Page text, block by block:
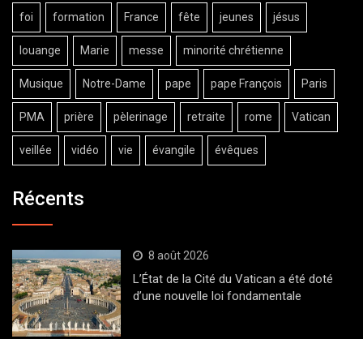
foi formation France fête jeunes jésus
louange Marie messe minorité chrétienne
Musique Notre-Dame pape pape François Paris
PMA prière pèlerinage retraite rome Vatican
veillée vidéo vie évangile évêques
Récents
8 août 2026
L’État de la Cité du Vatican a été doté
d’une nouvelle loi fondamentale